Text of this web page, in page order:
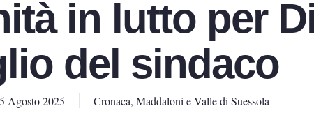
in lutto per
del sindaco
Agosto 2025 Cronaca, Maddaloni e Valle di Suessola